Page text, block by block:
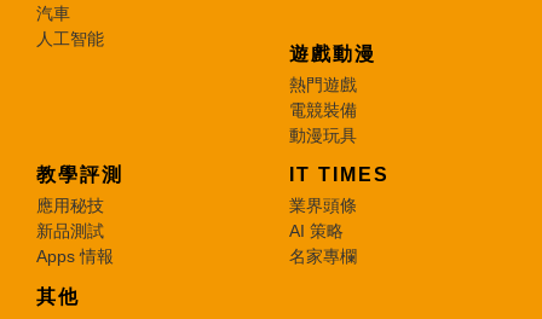
汽車
人工智能
遊戲動漫
熱門遊戲
電競裝備
動漫玩具
教學評測
應用秘技
新品測試
Apps 情報
IT TIMES
業界頭條
AI 策略
名家專欄
其他